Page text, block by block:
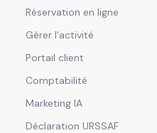
Réservation en ligne
Gérer l'activité
Portail client
Comptabilité
Marketing IA
Déclaration URSSAF